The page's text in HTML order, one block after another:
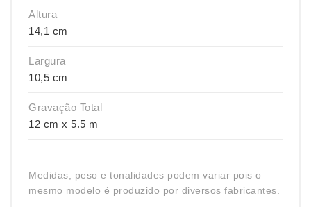
Altura
14,1 cm
Largura
10,5 cm
Gravação Total
12 cm x 5.5 m
Medidas, peso e tonalidades podem variar pois o
mesmo modelo é produzido por diversos fabricantes.